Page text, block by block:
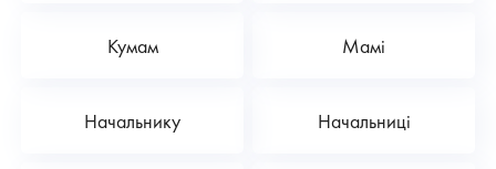
Кумам Мамі
Начальнику Начальниці